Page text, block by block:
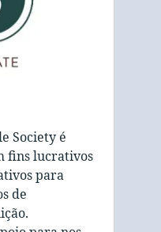
Society é
fins lucrativos
para
de